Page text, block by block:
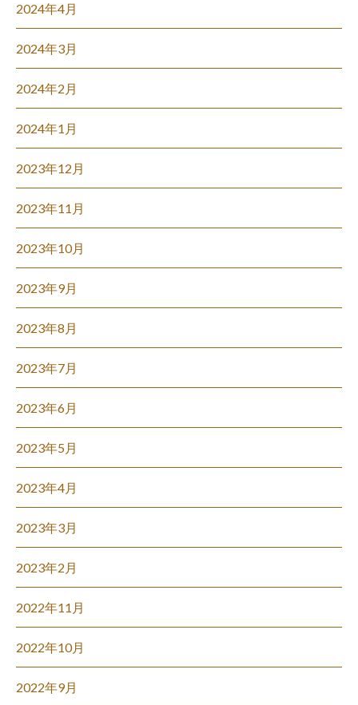
2024年4月
2024年3月
2024年2月
2024年1月
2023年12月
2023年11月
2023年10月
2023年9月
2023年8月
2023年7月
2023年6月
2023年5月
2023年4月
2023年3月
2023年2月
2022年11月
2022年10月
2022年9月